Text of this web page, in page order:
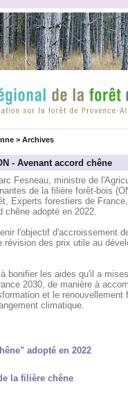
> Archives
- Avenant accord chêne
Fesneau, ministre de
de la filière forêt-bois
Experts forestiers de
chêne adopté en 2022.
l'objectif d'accroissement
révision des prix utile au
bonifier les aides qu'il a
2030, de manière à
et le renouvellement
climatique.
adopté en 2022
la filière chêne